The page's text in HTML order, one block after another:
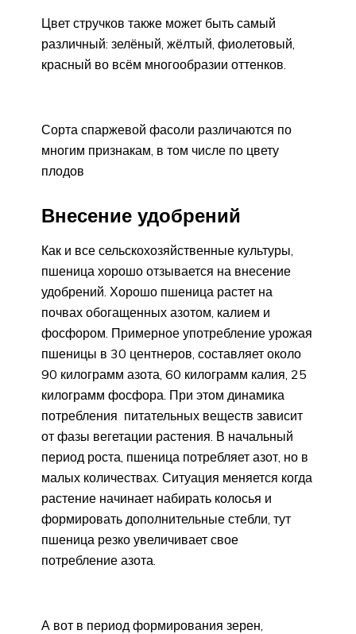
Цвет стручков также может быть самый
различный: зелёный, жёлтый, фиолетовый,
красный во всём многообразии оттенков.
Сорта спаржевой фасоли различаются по
многим признакам, в том числе по цвету
плодов
Внесение удобрений
Как и все сельскохозяйственные культуры,
пшеница хорошо отзывается на внесение
удобрений. Хорошо пшеница растет на
почвах обогащенных азотом, калием и
фосфором. Примерное употребление урожая
пшеницы в 30 центнеров, составляет около
90 килограмм азота, 60 килограмм калия, 25
килограмм фосфора. При этом динамика
потребления питательных веществ зависит
от фазы вегетации растения. В начальный
период роста, пшеница потребляет азот, но в
малых количествах. Ситуация меняется когда
растение начинает набирать колосья и
формировать дополнительные стебли, тут
пшеница резко увеличивает свое
потребление азота.
А вот в период формирования зерен,